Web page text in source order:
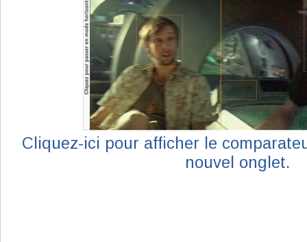
Cliquez-ici pour afficher le
nouvel onglet.